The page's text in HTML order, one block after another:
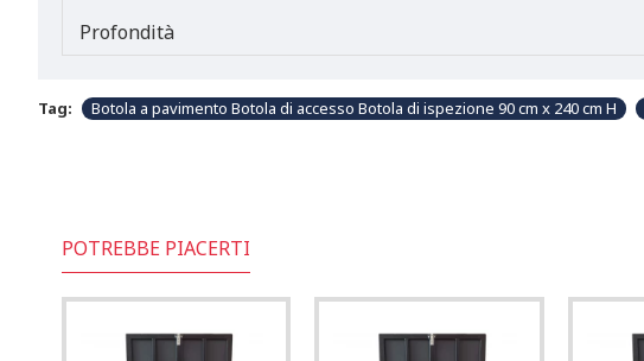
Profondità
Tag: Botola a pavimento Botola di accesso Botola di ispezione 90 cm x 240 cm H
POTREBBE PIACERTI